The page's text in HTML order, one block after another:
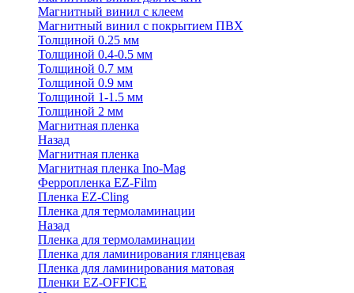
Магнитный винил с клеем
Магнитный винил с покрытием ПВХ
Толщиной 0.25 мм
Толщиной 0.4-0.5 мм
Толщиной 0.7 мм
Толщиной 0.9 мм
Толщиной 1-1.5 мм
Толщиной 2 мм
Магнитная пленка
Назад
Магнитная пленка
Магнитная пленка Ino-Mag
Ферропленка EZ-Film
Пленка EZ-Cling
Пленка для термоламинации
Назад
Пленка для термоламинации
Пленка для ламинирования глянцевая
Пленка для ламинирования матовая
Пленки EZ-OFFICE